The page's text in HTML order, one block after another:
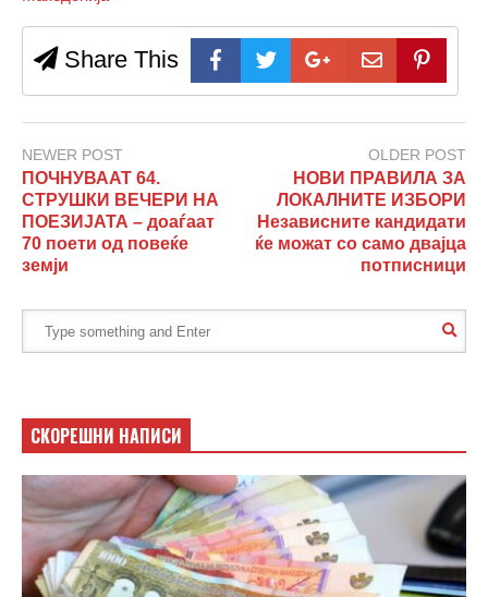
Share This
NEWER POST
ПОЧНУВААТ 64.
СТРУШКИ ВЕЧЕРИ НА
ПОЕЗИЈАТА – доаѓаат
70 поети од повеќе
земји
OLDER POST
НОВИ ПРАВИЛА ЗА
ЛОКАЛНИТЕ ИЗБОРИ
Независните кандидати
ќе можат со само двајца
потписници
СКОРЕШНИ НАПИСИ